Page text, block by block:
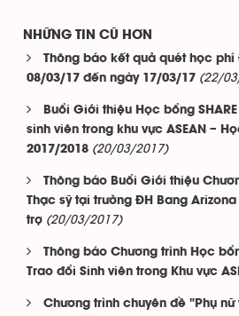
NHỮNG TIN CŨ HƠN
Thông báo kết quả quét học phí
08/03/17 đến ngày 17/03/17 (22/
Buổi Giới thiệu Học bổng
sinh viên trong khu vực ASEAN –
2017/2018 (20/03/2017)
Thông báo Buổi Giới thiệu
Thạc sỹ tại trường ĐH Bang
trợ (20/03/2017)
Thông báo Chương trình Học
Trao đổi Sinh viên trong Khu vực
Chương trình chuyên đề "Phụ